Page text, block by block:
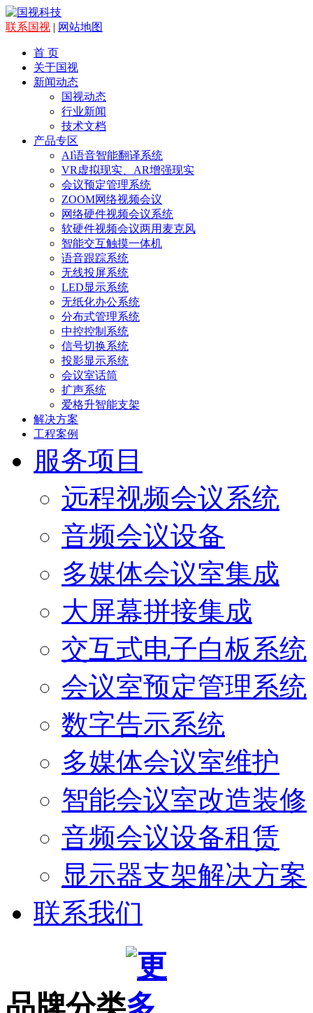
联系国视 | 网站地图
首 页
关于国视
新闻动态
国视动态
行业新闻
技术文档
产品专区
AI语音智能翻译系统
VR虚拟现实、AR增强现实
会议预定管理系统
ZOOM网络视频会议
网络硬件视频会议系统
软硬件视频会议两用麦克风
智能交互触摸一体机
语音跟踪系统
无线投屏系统
LED显示系统
无纸化办公系统
分布式管理系统
中控控制系统
信号切换系统
投影显示系统
会议室话筒
扩声系统
爱格升智能支架
解决方案
工程案例
服务项目
远程视频会议系统
音频会议设备
多媒体会议室集成
大屏幕拼接集成
交互式电子白板系统
会议室预定管理系统
数字告示系统
多媒体会议室维护
智能会议室改造装修
音频会议设备租赁
显示器支架解决方案
联系我们
品牌分类